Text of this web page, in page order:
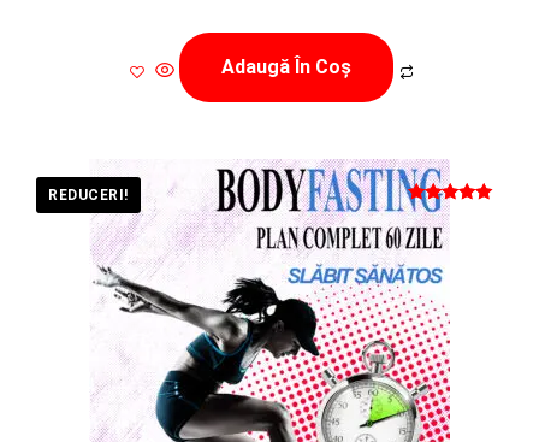
Adaugă În Coș
REDUCERI!
Evaluat la
5
din 5